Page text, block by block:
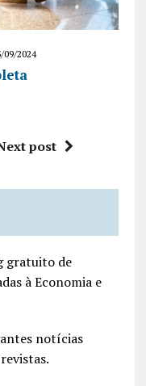
09/2024
post
gratuito de
à Economia e
notícias